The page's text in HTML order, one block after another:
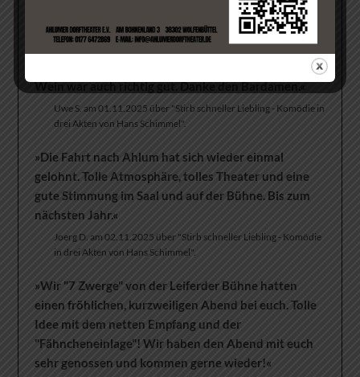
abgeschossen! Auch die anderen waren witzig, vllt
noch ein paar Aufführungen, um richtig sicher zu
werde.
. Das Stück hat echt viele Lacher gehabt.
Wein war auch richtig gut. Danke den Bardamen.«
Uwe S. am 01.11.2025 über "Stirb schneller Liebling - Komödie in
drei Akten von Hans Schimmel".
»Die Fahrt nach Ahlum hat sich wieder einmal
gelohnt. Tolle Atmosphäre, tolles Theater und eine
gute Stimmung im Saal und auf der Bühne. Bis zum
nächsten Jahr.«
Joerg D. am 02.11.2025 über "Stirb schneller Liebling - Komödie
in drei Akten von Hans Schimmel".
»Wir "7 Zwerge" von der Leiferder Bühne hatten
einen fröhlichen, kurzweiligen Abend bei euch. Tolle
Idee mit dem netten Empfang und der
"Fähncheneinlage"! Wir haben den Abend mit euch
sehr genossen und kommen gerne wieder!«